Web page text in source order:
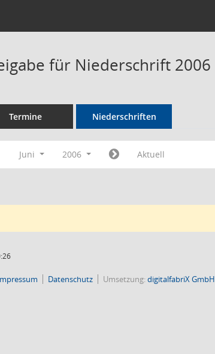
für Niederschrift 2006
Termine Niederschriften
Juni 2006 Aktuell
Datenschutz Umsetzung:digitalfabriX GmbH